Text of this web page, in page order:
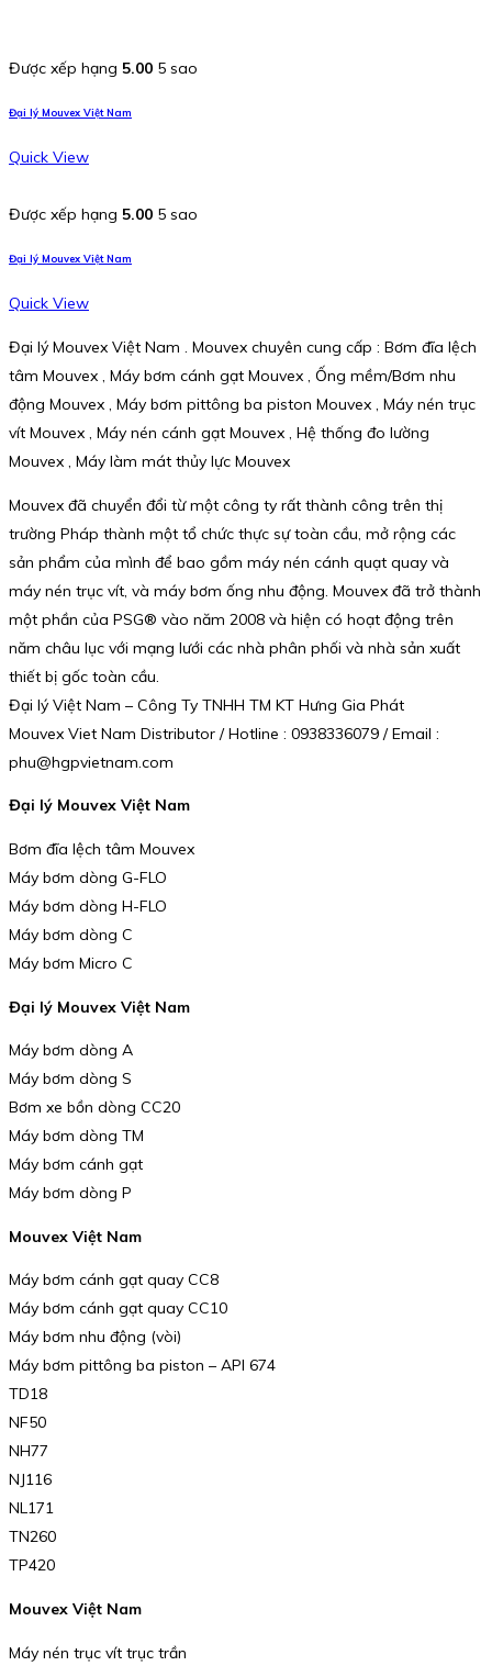
Được xếp hạng 5.00 5 sao
Đại lý Mouvex Việt Nam
Quick View
Được xếp hạng 5.00 5 sao
Đại lý Mouvex Việt Nam
Quick View
Đại lý Mouvex Việt Nam . Mouvex chuyên cung cấp : Bơm đĩa lệch
tâm Mouvex , Máy bơm cánh gạt Mouvex , Ống mềm/Bơm nhu
động Mouvex , Máy bơm pittông ba piston Mouvex , Máy nén trục
vít Mouvex , Máy nén cánh gạt Mouvex , Hệ thống đo lường
Mouvex , Máy làm mát thủy lực Mouvex
Mouvex đã chuyển đổi từ một công ty rất thành công trên thị
trường Pháp thành một tổ chức thực sự toàn cầu, mở rộng các
sản phẩm của mình để bao gồm máy nén cánh quạt quay và
máy nén trục vít, và máy bơm ống nhu động. Mouvex đã trở thành
một phần của PSG® vào năm 2008 và hiện có hoạt động trên
năm châu lục với mạng lưới các nhà phân phối và nhà sản xuất
thiết bị gốc toàn cầu.
Đại lý Việt Nam – Công Ty TNHH TM KT Hưng Gia Phát
Mouvex Viet Nam Distributor / Hotline : 0938336079 / Email :
phu@hgpvietnam.com
Đại lý Mouvex Việt Nam
Bơm đĩa lệch tâm Mouvex
Máy bơm dòng G-FLO
Máy bơm dòng H-FLO
Máy bơm dòng C
Máy bơm Micro C
Đại lý Mouvex Việt Nam
Máy bơm dòng A
Máy bơm dòng S
Bơm xe bồn dòng CC20
Máy bơm dòng TM
Máy bơm cánh gạt
Máy bơm dòng P
Mouvex Việt Nam
Máy bơm cánh gạt quay CC8
Máy bơm cánh gạt quay CC10
Máy bơm nhu động (vòi)
Máy bơm pittông ba piston – API 674
TD18
NF50
NH77
NJ116
NL171
TN260
TP420
Mouvex Việt Nam
Máy nén trục vít trục trần